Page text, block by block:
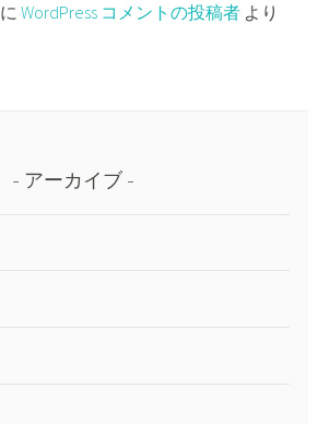
にWordPress コメントの投稿者 より
アーカイブ